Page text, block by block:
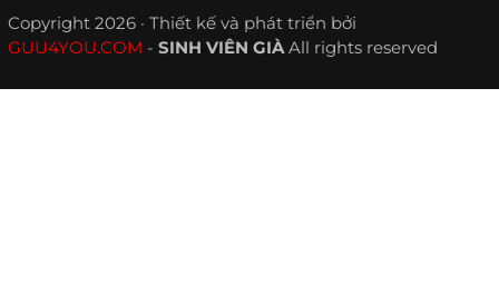
Copyright 2026 · Thiết kế và phát triển bởi
GUU4YOU.COM - SINH VIÊN GIÀ All rights reserved